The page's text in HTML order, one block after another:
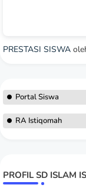
PRESTASI SISWA
Portal Siswa
RA Istiqomah
PROFIL SD ISLAM